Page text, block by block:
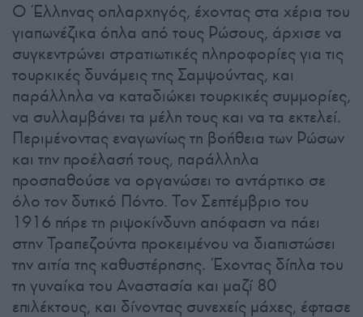
Ο Έλληνας οπλαρχηγός, έχοντας στα χέρια του
γιαπωνέζικα όπλα από τους Ρώσους, άρχισε να
συγκεντρώνει στρατιωτικές πληροφορίες για τις
τουρκικές δυνάμεις της Σαμψούντας, και
παράλληλα να καταδιώκει τουρκικές συμμορίες,
να συλλαμβάνει τα μέλη τους και να τα εκτελεί.
Περιμένοντας εναγωνίως τη βοήθεια των Ρώσων
και την προέλασή τους, παράλληλα
προσπαθούσε να οργανώσει το αντάρτικο σε
όλο τον δυτικό Πόντο. Τον Σεπτέμβριο του
1916 πήρε τη ριψοκίνδυνη απόφαση να πάει
στην Τραπεζούντα προκειμένου να διαπιστώσει
την αιτία της καθυστέρησης. Έχοντας δίπλα του
τη γυναίκα του Αναστασία και μαζί 80
επιλέκτους, και δίνοντας συνεχείς μάχες, έφτασε